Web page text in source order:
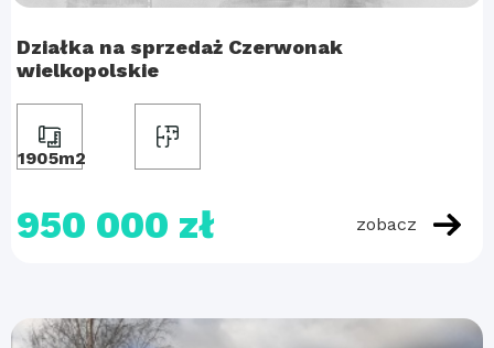
Działka na sprzedaż Czerwonak
wielkopolskie
1905m2
950 000 zł zobacz